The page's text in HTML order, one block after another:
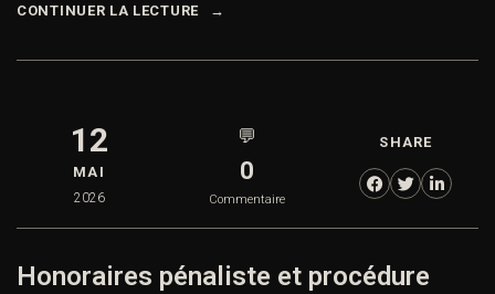
CONTINUER LA LECTURE
12
MAI
2026
💬
0
Commentaire
SHARE
Honoraires pénaliste et procédure